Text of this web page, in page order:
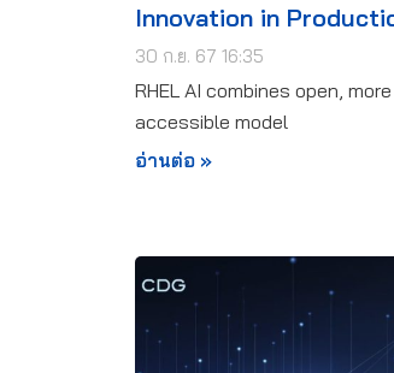
Innovation in
30 ก.ย. 67 16:35
RHEL AI combines open,
accessible model
อ่านต่อ »